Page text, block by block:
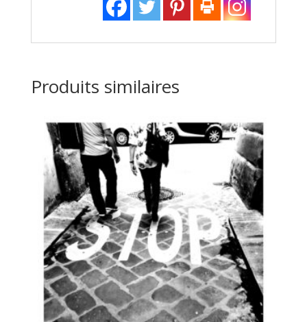
Produits similaires